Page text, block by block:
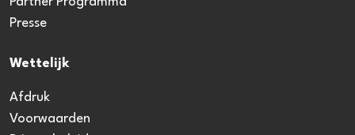
Presse
Wettelijk
Afdruk
Voorwaarden